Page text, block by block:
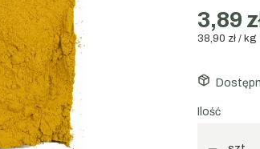
3,89
38,90 zł / kg
Ilość